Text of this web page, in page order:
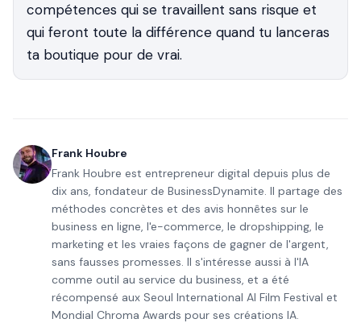
compétences qui se travaillent sans risque et
qui feront toute la différence quand tu lanceras
ta boutique pour de vrai.
Frank Houbre
Frank Houbre est entrepreneur digital depuis plus de
dix ans, fondateur de BusinessDynamite. Il partage des
méthodes concrètes et des avis honnêtes sur le
business en ligne, l'e-commerce, le dropshipping, le
marketing et les vraies façons de gagner de l'argent,
sans fausses promesses. Il s'intéresse aussi à l'IA
comme outil au service du business, et a été
récompensé aux Seoul International AI Film Festival et
Mondial Chroma Awards pour ses créations IA.